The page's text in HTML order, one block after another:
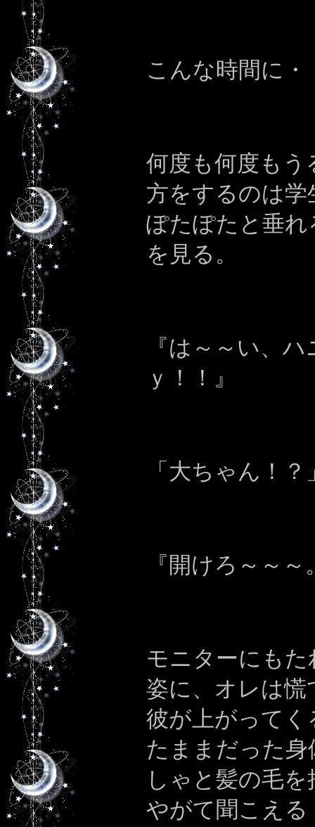
こんな時間に・
何度も何度も
方をするのは学
ぽたぽたと垂
を見る。
『は～～い、
ｙ！！』
「大ちゃん！？
『開けろ～～～
モニターにも
姿に、オレは
彼が上がって
たままだった
しゃと髪の毛
やがて聞こえ